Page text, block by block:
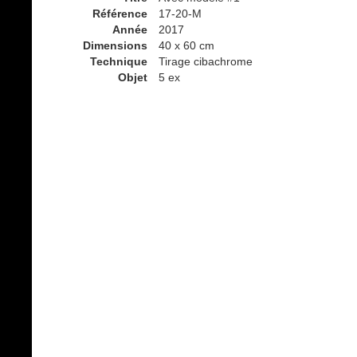
Référence
17-20-M
Année
2017
Dimensions
40 x 60 cm
Technique
Tirage cibachrome
Objet
5 ex